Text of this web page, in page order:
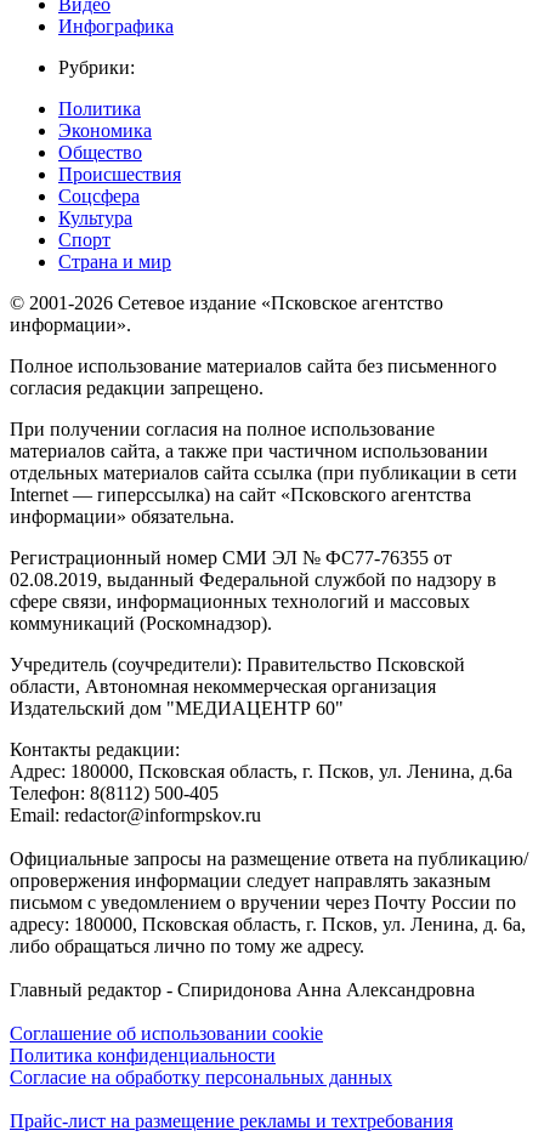
Инфографика
Рубрики:
Политика
Экономика
Общество
Происшествия
Соцсфера
Культура
Спорт
Страна и мир
© 2001-2026 Сетевое издание «Псковское агентство
информации».
Полное использование материалов сайта без письменного
согласия редакции запрещено.
При получении согласия на полное использование
материалов сайта, а также при частичном использовании
отдельных материалов сайта ссылка (при публикации в сети
Internet — гиперссылка) на сайт «Псковского агентства
информации» обязательна.
Регистрационный номер СМИ ЭЛ № ФС77-76355 от
02.08.2019, выданный Федеральной службой по надзору в
сфере связи, информационных технологий и массовых
коммуникаций (Роскомнадзор).
Учредитель (соучредители): Правительство Псковской
области, Автономная некоммерческая организация
Издательский дом "МЕДИАЦЕНТР 60"
Контакты редакции:
Адреc: 180000, Псковская область, г. Псков, ул. Ленина, д.6а
Телефон: 8(8112) 500-405
Email: redactor@informpskov.ru
Официальные запросы на размещение ответа на публикацию/
опровержения информации следует направлять заказным
письмом с уведомлением о вручении через Почту России по
адресу: 180000, Псковская область, г. Псков, ул. Ленина, д. 6а,
либо обращаться лично по тому же адресу.
Главный редактор - Спиридонова Анна Александровна
Соглашение об использовании cookie
Политика конфиденциальности
Согласие на обработку персональных данных
Прайс-лист на размещение рекламы и техтребования